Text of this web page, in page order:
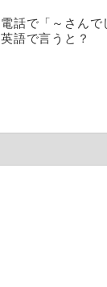
電話で「～さんで
英語で言うと？